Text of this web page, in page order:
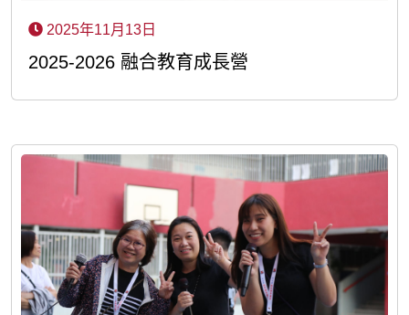
2025年11月13日
2025-2026 融合教育成長營